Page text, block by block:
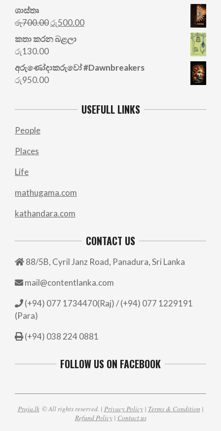
ශාස්තෘ
රු700.00Original
price
was:
රු500.00Current
කතා කරන බළලා
රු130.00
අරු‍ණෝදාකරුවෝ #Dawnbreakers
රු950.00
USEFULL LINKS
People
Places
Life
mathugama.com
kathandara.com
CONTACT US
88/5B, Cyril Janz Road, Panadura, Sri Lanka
mail@contentlanka.com
(+94) 077 1734470(Raj) / (+94) 077 1229191
(Para)
(+94) 038 224 0881
FOLLOW US ON FACEBOOK
Praja.lk© All rights reserved. | Privacy Policy| Terms & Condition |
Refund Policy| Contact us